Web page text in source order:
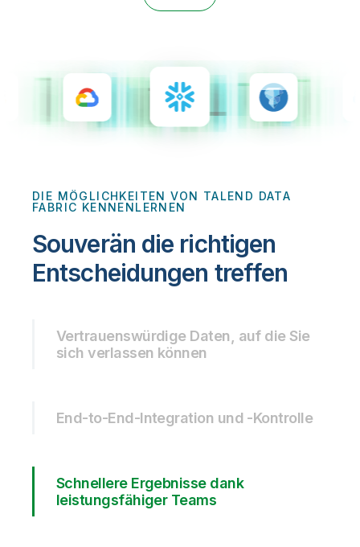
DIE MÖGLICHKEITEN VON TALEND DATA
FABRIC KENNENLERNEN
Souverän die richtigen
Entscheidungen treffen
Vertrauenswürdige Daten, auf die Sie
sich verlassen können
End-to-End-Integration und -Kontrolle
Schnellere Ergebnisse dank
leistungsfähiger Teams